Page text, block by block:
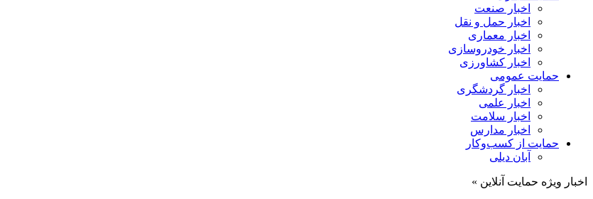
اخبار صنعت
اخبار حمل و نقل
اخبار معماری
اخبار خودروسازی
اخبار کشاورزی
حمایت عمومی
اخبار گردشگری
اخبار علمی
اخبار سلامت
اخبار مدارس
حمایت از کسب‌وکار
آبان دیلی
اخبار ویژه حمایت آنلاین »